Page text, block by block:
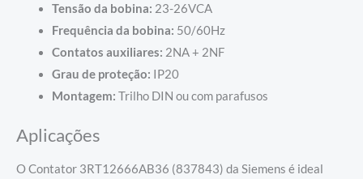
Tensão da bobina: 23-26VCA
Frequência da bobina: 50/60Hz
Contatos auxiliares: 2NA + 2NF
Grau de proteção: IP20
Montagem: Trilho DIN ou com parafusos
Aplicações
O Contator 3RT12666AB36 (837843) da Siemens é ideal